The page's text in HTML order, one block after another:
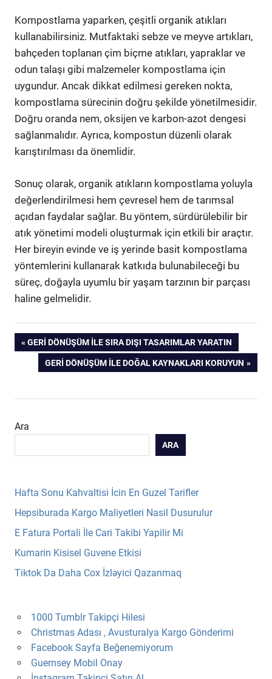
Kompostlama yaparken, çeşitli organik atıkları
kullanabilirsiniz. Mutfaktaki sebze ve meyve artıkları,
bahçeden toplanan çim biçme atıkları, yapraklar ve
odun talaşı gibi malzemeler kompostlama için
uygundur. Ancak dikkat edilmesi gereken nokta,
kompostlama sürecinin doğru şekilde yönetilmesidir.
Doğru oranda nem, oksijen ve karbon-azot dengesi
sağlanmalıdır. Ayrıca, kompostun düzenli olarak
karıştırılması da önemlidir.
Sonuç olarak, organik atıkların kompostlama yoluyla
değerlendirilmesi hem çevresel hem de tarımsal
açıdan faydalar sağlar. Bu yöntem, sürdürülebilir bir
atık yönetimi modeli oluşturmak için etkili bir araçtır.
Her bireyin evinde ve iş yerinde basit kompostlama
yöntemlerini kullanarak katkıda bulunabileceği bu
süreç, doğayla uyumlu bir yaşam tarzının bir parçası
haline gelmelidir.
Yazı
gezinmesi
PREVIOUS
POST:
GERI DÖNÜŞÜM İLE SIRA DIŞI TASARIMLAR YARATIN
NEXT
POST:
GERI DÖNÜŞÜM İLE DOĞAL KAYNAKLARI KORUYUN
Ara
ARA
Hafta Sonu Kahvaltisi İcin En Guzel Tarifler
Hepsiburada Kargo Maliyetleri Nasil Dusurulur
E Fatura Portali İle Cari Takibi Yapilir Mi
Kumarin Kisisel Guvene Etkisi
Tiktok Da Daha Cox İzləyici Qazanmaq
1000 Tumblr Takipçi Hilesi
Christmas Adası , Avusturalya Kargo Gönderimi
Facebook Sayfa Beğenemiyorum
Guernsey Mobil Onay